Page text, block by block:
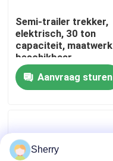
Contact de V.S.
Nieuws
Elektrische
Semi-trailer trekker,
elektrisch, 30 ton
capaciteit, maatwerk
beschikbaar
Aanvraag sturen
Sherry